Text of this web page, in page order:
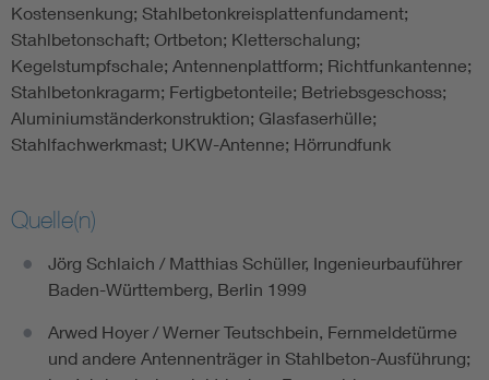
Kostensenkung; Stahlbetonkreisplattenfundament;
Stahlbetonschaft; Ortbeton; Kletterschalung;
Kegelstumpfschale; Antennenplattform; Richtfunkantenne;
Stahlbetonkragarm; Fertigbetonteile; Betriebsgeschoss;
Aluminiumständerkonstruktion; Glasfaserhülle;
Stahlfachwerkmast; UKW-Antenne; Hörrundfunk
Quelle(n)
Jörg Schlaich / Matthias Schüller, Ingenieurbauführer
Baden-Württemberg, Berlin 1999
Arwed Hoyer / Werner Teutschbein, Fernmeldetürme
und andere Antennenträger in Stahlbeton-Ausführung;